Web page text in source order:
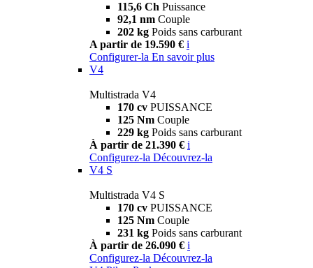
115,6 Ch Puissance
92,1 nm Couple
202 kg Poids sans carburant
A partir de 19.590 € i
Configurer-la En savoir plus
V4
Multistrada V4
170 cv PUISSANCE
125 Nm Couple
229 kg Poids sans carburant
À partir de 21.390 € i
Configurez-la Découvrez-la
V4 S
Multistrada V4 S
170 cv PUISSANCE
125 Nm Couple
231 kg Poids sans carburant
À partir de 26.090 € i
Configurez-la Découvrez-la